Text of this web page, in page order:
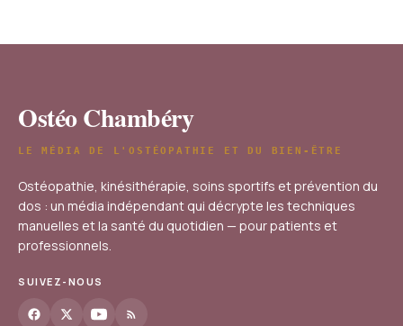
Ostéo Chambéry
LE MÉDIA DE L'OSTÉOPATHIE ET DU BIEN-ÊTRE
Ostéopathie, kinésithérapie, soins sportifs et prévention du
dos : un média indépendant qui décrypte les techniques
manuelles et la santé du quotidien — pour patients et
professionnels.
SUIVEZ-NOUS